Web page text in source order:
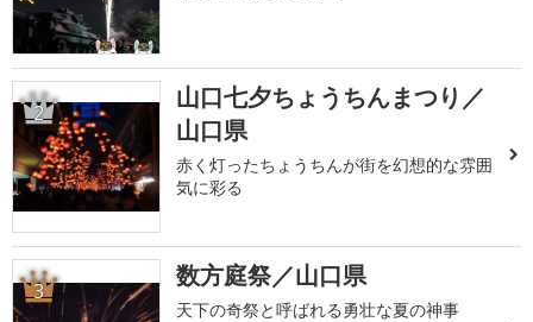
2
山口七夕ちょうちんまつり／
山口県
赤く灯ったちょうちんが街を幻想的な雰囲
気に彩る
3 数方庭祭／山口県
天下の奇祭と呼ばれる勇壮な夏の神事